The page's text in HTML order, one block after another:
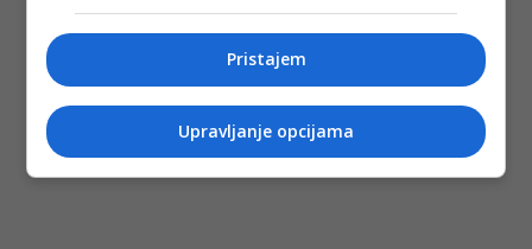
Depo.bapratite putem društvenih mrežaTwitteriFacebook
Pristajem
Upravljanje opcijama